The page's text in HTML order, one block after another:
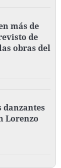
más de
de
obras del
danzantes
Lorenzo